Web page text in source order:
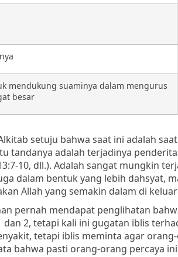
mendukung suaminya dalam mengurus
besar
setuju bahwa saat ini adalah
tandanya adalah terjadinya
10, dll.). Adalah sangat mungkin
dalam bentuk yang lebih dahsyat,
Allah yang semakin dalam di
pernah mendapat penglihatan
dan 2, tetapi kali ini gugatan iblis
tetapi iblis meminta agar
bahwa pasti orang-orang percaya